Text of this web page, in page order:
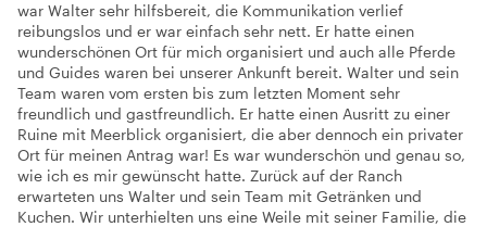
war Walter sehr hilfsbereit, die Kommunikation verlief
reibungslos und er war einfach sehr nett. Er hatte einen
wunderschönen Ort für mich organisiert und auch alle Pferde
und Guides waren bei unserer Ankunft bereit. Walter und sein
Team waren vom ersten bis zum letzten Moment sehr
freundlich und gastfreundlich. Er hatte einen Ausritt zu einer
Ruine mit Meerblick organisiert, die aber dennoch ein privater
Ort für meinen Antrag war! Es war wunderschön und genau so,
wie ich es mir gewünscht hatte. Zurück auf der Ranch
erwarteten uns Walter und sein Team mit Getränken und
Kuchen. Wir unterhielten uns eine Weile mit seiner Familie, die